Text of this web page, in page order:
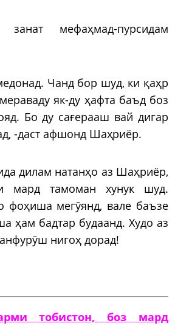
мефаҳмад-пурсидам
Чанд бор шуд, ки қаҳр
як-ду ҳафта баъд боз
Бо ду сағерааш вай дигар
-даст афшонд Шаҳриёр.
дилам натанҳо аз Шаҳриёр,
мард тамоман хунук шуд.
фоҳиша мегӯянд, вале баъзе
ҳам бадтар будаанд. Худо аз
нигоҳ дорад!
тобистон, боз мард